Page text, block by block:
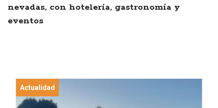
nevadas, con hotelería, gastronomía y
eventos
Actualidad